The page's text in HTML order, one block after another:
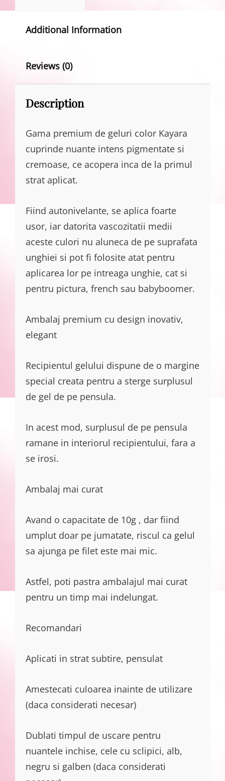
Additional Information
Reviews (0)
Description
Gama premium de geluri color Kayara
cuprinde nuante intens pigmentate si
cremoase, ce acopera inca de la primul
strat aplicat.
Fiind autonivelante, se aplica foarte
usor, iar datorita vascozitatii medii
aceste culori nu aluneca de pe suprafata
unghiei si pot fi folosite atat pentru
aplicarea lor pe intreaga unghie, cat si
pentru pictura, french sau babyboomer.
Ambalaj premium cu design inovativ,
elegant
Recipientul gelului dispune de o margine
special creata pentru a sterge surplusul
de gel de pe pensula.
In acest mod, surplusul de pe pensula
ramane in interiorul recipientului, fara a
se irosi.
Ambalaj mai curat
Avand o capacitate de 10g , dar fiind
umplut doar pe jumatate, riscul ca gelul
sa ajunga pe filet este mai mic.
Astfel, poti pastra ambalajul mai curat
pentru un timp mai indelungat.
Recomandari
Aplicati in strat subtire, pensulat
Amestecati culoarea inainte de utilizare
(daca considerati necesar)
Dublati timpul de uscare pentru
nuantele inchise, cele cu sclipici, alb,
negru si galben (daca considerati